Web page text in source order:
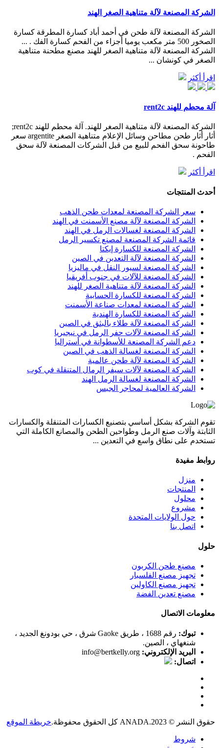
الشركة المصنعة لآلة متناهية الصغر الهند
الشركة المصنعة لآلة طحن في أحمد أباد كسارة المطرقة كسارة
الصخور 500 متر مكعب يوميا أجزاء من الفحم كسارة الفك . ...
الشركة المصنعة لآلة متناهية الصغر للهند مصنع مطحنة متناهية
الصغر في كونشان ...
اقرأ أكثر
آلة محطم للهند rent2c
الشركة المصنعة لآلة متناهية الصغر للهند. آلة محطم للهند rent2c;
أثار أثار طحن مطاحن وسائل الإعلام متناهية الصغر argentite سعر
طاحونة سحق الفحم للبيع من قبل الشركات المصنعة لآلة سحق
الفحم .
اقرأ أكثر
أحدث المنتجات
سعر الشركة المصنعة لمعدات طحن الذهب
الشركة المصنعة لآلة مصنع الأسمنت في الهند
الشركة المصنعة لغسالات الرمل في الهند
قائمة الشركة المصنعة لمصنع تكسير الرمل
الشركة المصنعة للكسارة إيكتا
الشركة المصنعة لآلة التعدين في الصين
الشركة المصنعة لسيور النقل في ماليزيا
الشركة المصنعة للآلات في جنوب أفريقيا
الشركة المصنعة لآلة متناهية الصغر للهند
الشركة المصنعة للكسارة الحسابية
الشركة المصنعة لمعدات صناعة الأسمنت
الشركة المصنعة للكسارة الهندية
الشركة المصنعة لآلة طلاء بالبثق في الصين
الشركة المصنعة لآلات حفر الرمل في نيجيريا
دعم الشركة المصنعة للأسطوانة في أستراليا
الشركة المصنعة لغسالة الذهب في الصين
الشركة المصنعة لآلة طحن عالمية
الشركة المصنعة لآلات سيفر الرمال المتنقلة في كوب
الشركة المصنعة لغسالة الرمل الهند
الشركة العالمية لمحاجر الجبس
تقوم الشركة بشكل أساسي بتصنيع الكسارات المتنقلة والكسارات
الثابتة وآلات صنع الرمل وطواحين الطحن والمصانع الكاملة التي
تستخدم على نطاق واسع في التعدين ...
روابط مفيدة
منزل
المنتجات
محلول
مشروع
حول الولايات المتحدة
اتصل بنا
حلول
مصنع طحن الكربون
تجهيز مصنع الفلسبار
تجهيز مصنع الكاولين
مصنع تعدين الفضة
معلومات الاتصال
تبوك:
رقم 1688 ، طريق Gaoke شرق ، حي بودونغ الجديد ،
شنغهاي ، الصين.
البريد الإلكتروني: info@bertkelly.org
اتصال:
حقوق النشر © 2023.ANADA كل الحقوق محفوظة. خريطة الموقع
شروط